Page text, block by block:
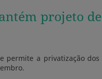
projeto
permite a privatização